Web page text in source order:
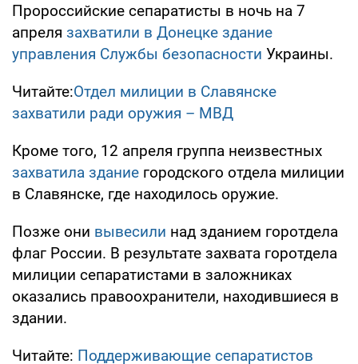
Пророссийские сепаратисты в ночь на 7
апреля захватили в Донецке здание
управления Службы безопасности Украины.
Читайте:Отдел милиции в Славянске
захватили ради оружия – МВД
Кроме того, 12 апреля группа неизвестных
захватила здание городского отдела милиции
в Славянске, где находилось оружие.
Позже они вывесили над зданием горотдела
флаг России. В результате захвата горотдела
милиции сепаратистами в заложниках
оказались правоохранители, находившиеся в
здании.
Читайте: Поддерживающие сепаратистов